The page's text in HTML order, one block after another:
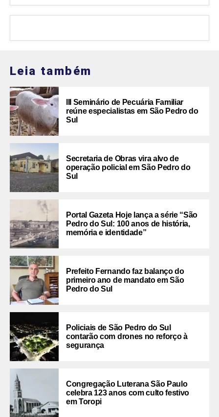
Leia também
III Seminário de Pecuária Familiar
reúne especialistas em São Pedro do
Sul
Secretaria de Obras vira alvo de
operação policial em São Pedro do
Sul
Portal Gazeta Hoje lança a série “São
Pedro do Sul: 100 anos de história,
memória e identidade”
Prefeito Fernando faz balanço do
primeiro ano de mandato em São
Pedro do Sul
Policiais de São Pedro do Sul
contarão com drones no reforço à
segurança
Congregação Luterana São Paulo
celebra 123 anos com culto festivo
em Toropi